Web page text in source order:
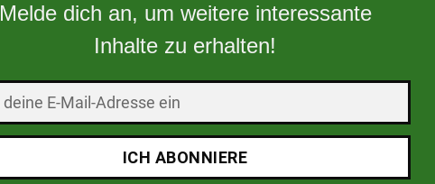
Melde dich an, um weitere interessante
Inhalte zu erhalten!
ICH ABONNIERE